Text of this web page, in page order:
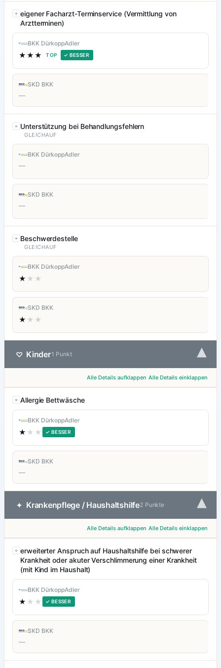
eigener Facharzt-Terminservice (Vermittlung von
Arztterminen)
BKK DürkoppAdler
★★★ TOP ✓ BESSER
SKD BKK
—
Unterstützung bei Behandlungsfehlern
GLEICHAUF
BKK DürkoppAdler
—
SKD BKK
—
Beschwerdestelle
GLEICHAUF
BKK DürkoppAdler
★ ★★
SKD BKK
★ ★★
♡ Kinder1 Punkt ▾
Alle Details aufklappen Alle Details einklappen
Allergie Bettwäsche
BKK DürkoppAdler
★ ★★ ✓ BESSER
SKD BKK
—
✦ Krankenpflege / Haushaltshilfe2 Punkte ▾
Alle Details aufklappen Alle Details einklappen
erweiterter Anspruch auf Haushaltshilfe bei schwerer
Krankheit oder akuter Verschlimmerung einer Krankheit
(mit Kind im Haushalt)
BKK DürkoppAdler
★ ★★ ✓ BESSER
SKD BKK
—